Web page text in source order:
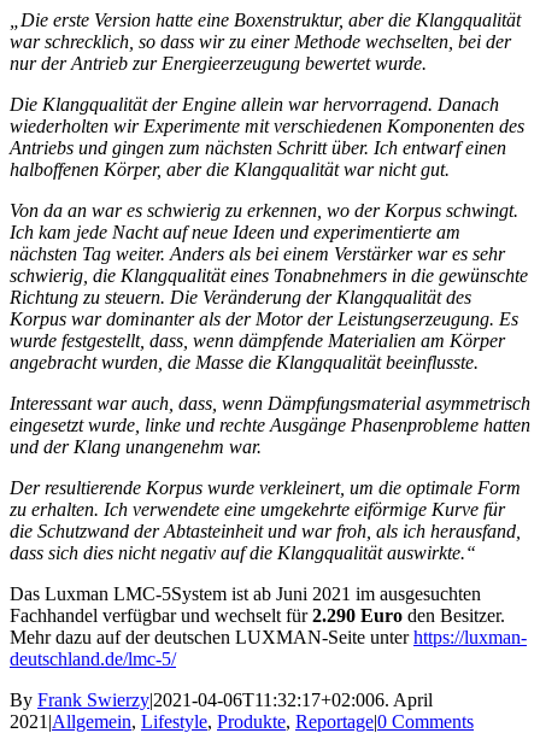
„Die erste Version hatte eine Boxenstruktur, aber die Klangqualität
war schrecklich, so dass wir zu einer Methode wechselten, bei der
nur der Antrieb zur Energieerzeugung bewertet wurde.
Die Klangqualität der Engine allein war hervorragend. Danach
wiederholten wir Experimente mit verschiedenen Komponenten des
Antriebs und gingen zum nächsten Schritt über. Ich entwarf einen
halboffenen Körper, aber die Klangqualität war nicht gut.
Von da an war es schwierig zu erkennen, wo der Korpus schwingt.
Ich kam jede Nacht auf neue Ideen und experimentierte am
nächsten Tag weiter. Anders als bei einem Verstärker war es sehr
schwierig, die Klangqualität eines Tonabnehmers in die gewünschte
Richtung zu steuern. Die Veränderung der Klangqualität des
Korpus war dominanter als der Motor der Leistungserzeugung. Es
wurde festgestellt, dass, wenn dämpfende Materialien am Körper
angebracht wurden, die Masse die Klangqualität beeinflusste.
Interessant war auch, dass, wenn Dämpfungsmaterial asymmetrisch
eingesetzt wurde, linke und rechte Ausgänge Phasenprobleme hatten
und der Klang unangenehm war.
Der resultierende Korpus wurde verkleinert, um die optimale Form
zu erhalten. Ich verwendete eine umgekehrte eiförmige Kurve für
die Schutzwand der Abtasteinheit und war froh, als ich herausfand,
dass sich dies nicht negativ auf die Klangqualität auswirkte.“
Das Luxman LMC-5System ist ab Juni 2021 im ausgesuchten
Fachhandel verfügbar und wechselt für2.290 Euro den Besitzer.
Mehr dazu auf der deutschen LUXMAN-Seite unterhttps://luxman-
deutschland.de/lmc-5/
By Frank Swierzy|2021-04-06T11:32:17+02:006. April
2021|Allgemein, Lifestyle, Produkte, Reportage|0 Comments